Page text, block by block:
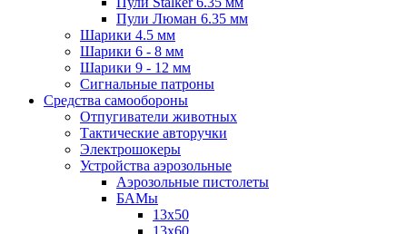
Пули Люман 6.35 мм
Шарики 4.5 мм
Шарики 6 - 8 мм
Шарики 9 - 12 мм
Сигнальные патроны
Средства самообороны
Отпугиватели животных
Тактические авторучки
Электрошокеры
Устройства аэрозольные
Аэрозольные пистолеты
БАМы
13х50
13х60